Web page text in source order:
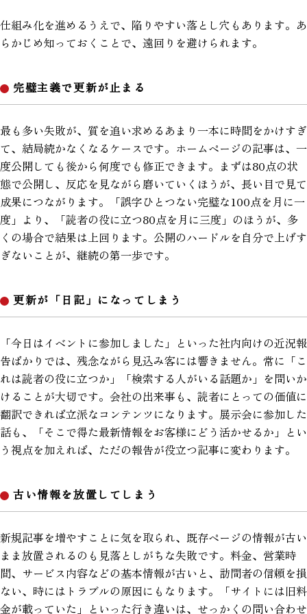
仕組み化を進めるうえで、陥りやすい落とし穴もあります。あ
らかじめ知っておくことで、遠回りを避けられます。
完璧主義で更新が止まる
最も多い失敗が、質を追い求めるあまり一本に時間をかけすぎ
て、結局続かなくなるケースです。ホームページの記事は、一
度公開しても後から何度でも修正できます。まずは80点の状
態で公開し、反応を見ながら磨いていくほうが、長い目で見て
成果につながります。「誤字ひとつない完璧な100点を月に一
度」より、「読者の役に立つ80点を月に三度」のほうが、多
くの場合で結果は上回ります。公開のハードルを自分で上げす
ぎないことが、継続の第一歩です。
更新が「日記」になってしまう
「今日はイベントに参加しました」といった社内向けの近況報
告ばかりでは、残念ながら見込み客には響きません。常に「こ
れは読者の役に立つか」「検索する人がいる話題か」を問いか
けることが大切です。会社の出来事も、読者にとっての価値に
翻訳できれば立派なコンテンツになります。展示会に参加した
話も、「そこで得た最新情報をお客様にどう活かせるか」とい
う視点を加えれば、ただの報告が役立つ記事に変わります。
古い情報を放置してしまう
新規記事を増やすことに気を取られ、既存ページの情報が古い
まま放置されるのも見落としがちな失敗です。料金、営業時
間、サービス内容などの基本情報が古いと、訪問者の信頼を損
ない、時にはトラブルの原因にもなります。「サイトには旧料
金が載っていた」といった行き違いは、せっかくの問い合わせ